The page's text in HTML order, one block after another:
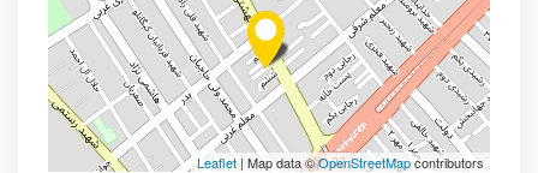
Leaflet | Map data ©OpenStreetMapcontributors